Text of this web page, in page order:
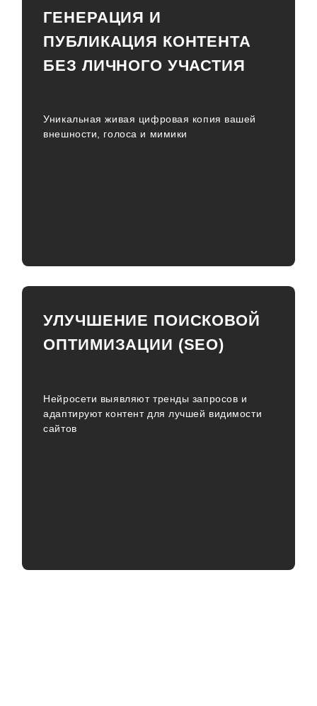
ГЕНЕРАЦИЯ И
ПУБЛИКАЦИЯ КОНТЕНТА
БЕЗ ЛИЧНОГО УЧАСТИЯ
Уникальная живая цифровая копия вашей
внешности, голоса и мимики
УЛУЧШЕНИЕ ПОИСКОВОЙ
ОПТИМИЗАЦИИ (SEO)
Нейросети выявляют тренды запросов и
адаптируют контент для лучшей видимости
сайтов